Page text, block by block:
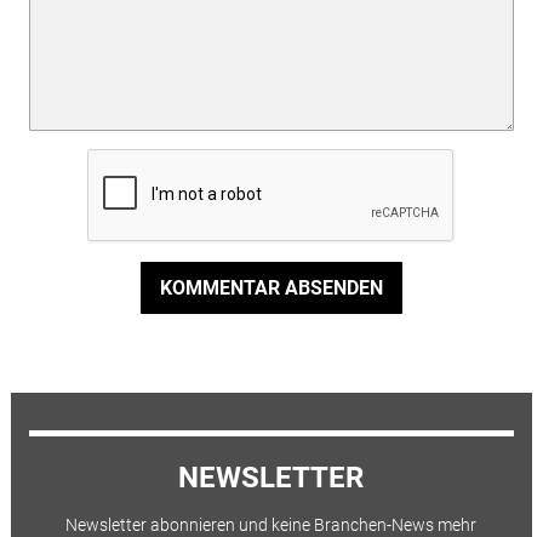
KOMMENTAR ABSENDEN
NEWSLETTER
Newsletter abonnieren und keine Branchen-News mehr